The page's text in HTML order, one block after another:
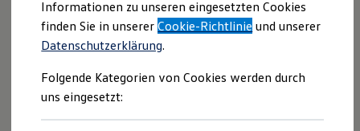
Die ENERGY Sondermodelle
Junge Gebrauchtwagen und Gebrauchtwagen
Volkswagen Zertifizierte Gebrauchtwagen
Elektromobilität bei Gebrauchtwagen
Saisonangebote
Reifenpakete
Leasing
Leasing-Angebote
(Autohaus Pretz GmbH) als
verantwortlichen Anbieter von Inhalten
und Angeboten, die auf dieser Website
speziell aufgeführt sind.
Informationen zu unseren eingesetzten Cookies
finden Sie in unsererCookie-Richtlinie und unserer
Datenschutzerklärung.
Folgende Kategorien von Cookies werden durch
uns eingesetzt: